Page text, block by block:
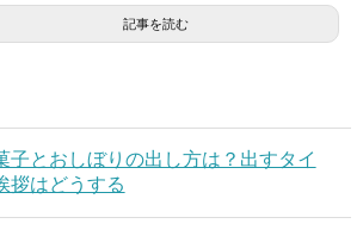
記事を読む
子とおしぼりの出し方は？出すタイ
拶はどうする